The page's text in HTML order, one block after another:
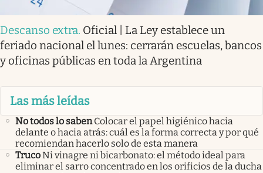
Descanso extra. Oficial | La Ley establece un
feriado nacional el lunes: cerrarán escuelas, bancos
y oficinas públicas en toda la Argentina
Las más leídas
No todos lo saben Colocar el papel higiénico hacia
delante o hacia atrás: cuál es la forma correcta y por qué
recomiendan hacerlo solo de esta manera
TrucoNi vinagre ni bicarbonato: el método ideal para
eliminar el sarro concentrado en los orificios de la ducha